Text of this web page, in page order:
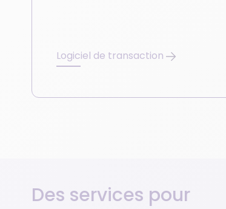
Logiciel de transaction
Des services pour